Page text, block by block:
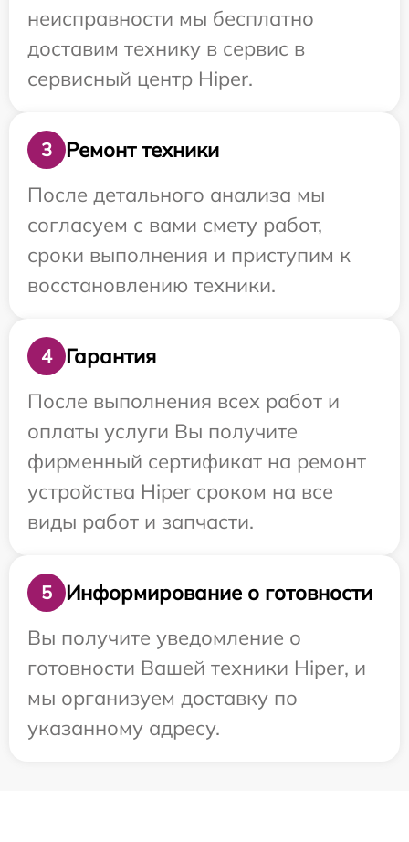
неисправности мы бесплатно
доставим технику в сервис в
сервисный центр Hiper.
3
Ремонт техники
После детального анализа мы
согласуем с вами смету работ,
сроки выполнения и приступим к
восстановлению техники.
4
Гарантия
После выполнения всех работ и
оплаты услуги Вы получите
фирменный сертификат на ремонт
устройства Hiper сроком на все
виды работ и запчасти.
5
Информирование о готовности
Вы получите уведомление о
готовности Вашей техники Hiper, и
мы организуем доставку по
указанному адресу.